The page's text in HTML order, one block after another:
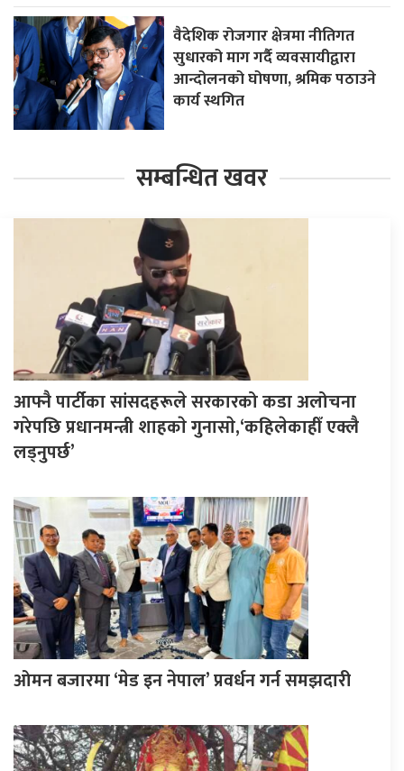
वैदेशिक रोजगार क्षेत्रमा नीतिगत
सुधारको माग गर्दै व्यवसायीद्वारा
आन्दोलनको घोषणा, श्रमिक पठाउने
कार्य स्थगित
सम्बन्धित खवर
आफ्नै पार्टीका सांसदहरूले सरकारको कडा अलोचना
गरेपछि प्रधानमन्त्री शाहकाे गुनासाे,‘कहिलेकाहीँ एक्लै
लड्नुपर्छ’
ओमन बजारमा ‘मेड इन नेपाल’ प्रवर्धन गर्न समझदारी